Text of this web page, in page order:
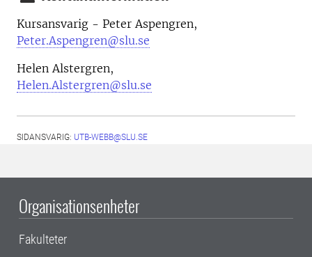
Kursansvarig - Peter Aspengren,
Peter.Aspengren@slu.se
Helen Alstergren,
Helen.Alstergren@slu.se
SIDANSVARIG: UTB-WEBB@SLU.SE
Organisationsenheter
Fakulteter